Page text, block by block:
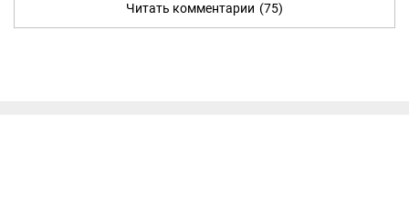
Читать комментарии (75)